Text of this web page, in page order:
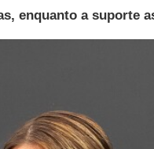
enquanto a suporte